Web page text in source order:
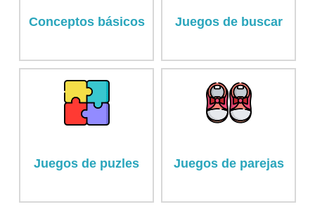
Conceptos básicos Juegos de buscar
Juegos de puzles Juegos de parejas